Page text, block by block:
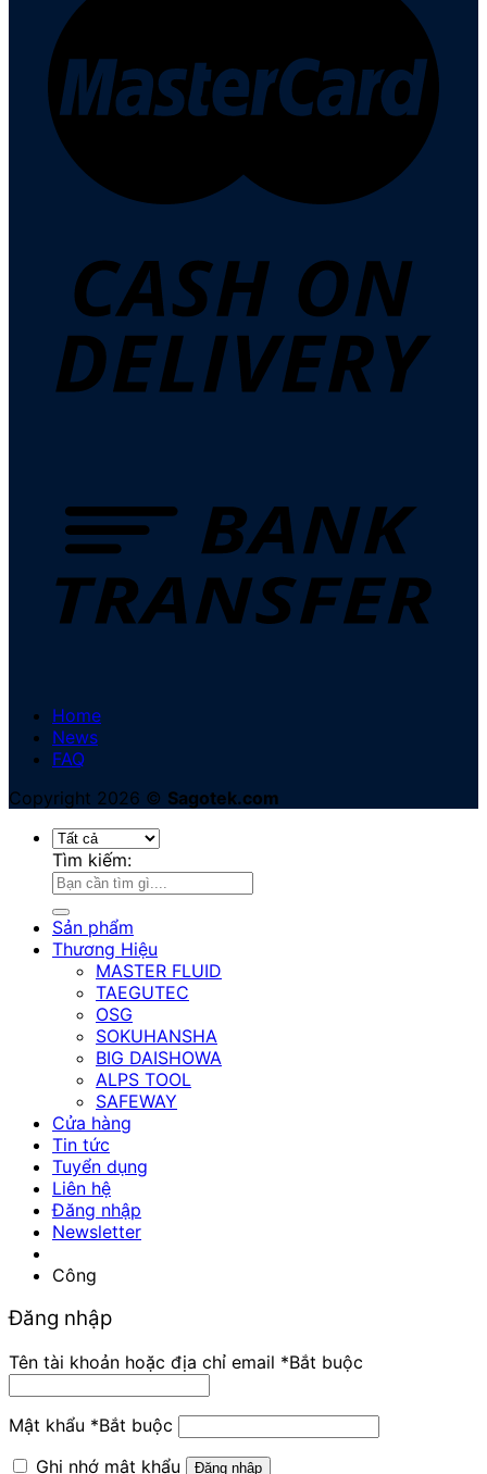
Home
News
FAQ
Copyright 2026 © Sagotek.com
Tìm kiếm:
Sản phẩm
Thương Hiệu
MASTER FLUID
TAEGUTEC
OSG
SOKUHANSHA
BIG DAISHOWA
ALPS TOOL
SAFEWAY
Cửa hàng
Tin tức
Tuyển dụng
Liên hệ
Đăng nhập
Newsletter
Công
Đăng nhập
Tên tài khoản hoặc địa chỉ email *Bắt buộc
Mật khẩu *Bắt buộc
Ghi nhớ mật khẩu
Đăng nhập